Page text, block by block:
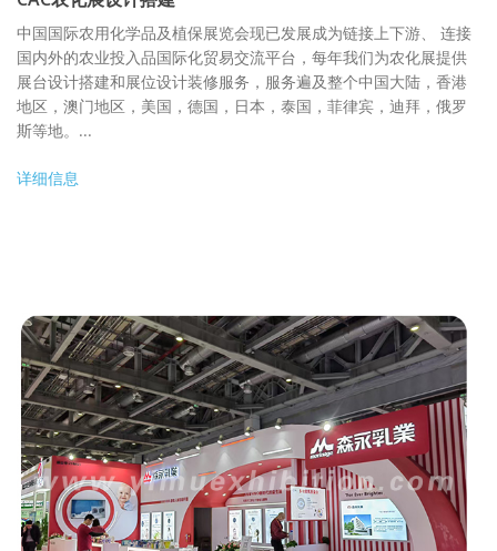
中国国际农用化学品及植保展览会现已发展成为链接上下游、 连接
国内外的农业投入品国际化贸易交流平台，每年我们为农化展提供
展台设计搭建和展位设计装修服务，服务遍及整个中国大陆，香港
地区，澳门地区，美国，德国，日本，泰国，菲律宾，迪拜，俄罗
斯等地。...
详细信息